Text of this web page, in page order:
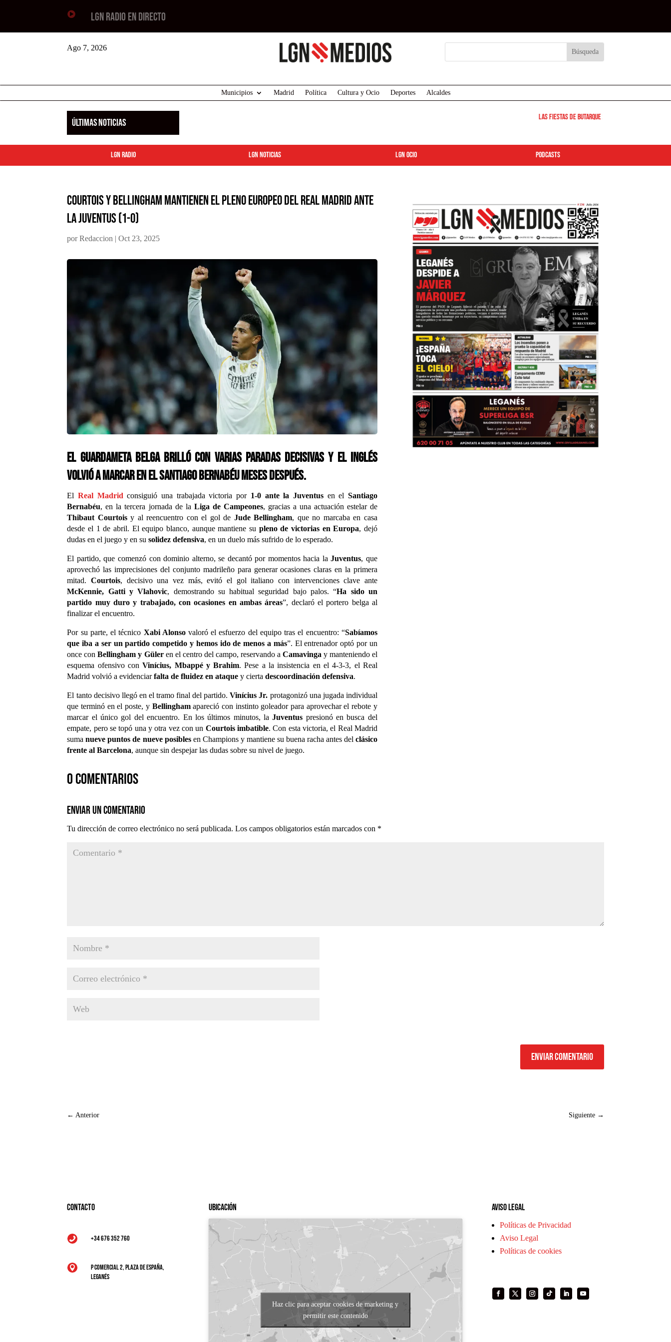
 LGN RADIO EN DIRECTO
Ago 7, 2026
Municipios Madrid Política Cultura y Ocio Deportes Alcaldes
ÚLTIMAS NOTICIAS Las Fiestas de Butarque 2026 arrancan este viernes:
LGN Radio LGN Noticias LGN ocio podcasts
Courtois y Bellingham mantienen el pleno europeo del Real Madrid ante
la Juventus (1-0)
porRedaccion |Oct 23, 2025
El guardameta belga brilló con varias paradas decisivas y el inglés
volvió a marcar en el Santiago Bernabéu meses después.
ElReal Madrid consiguió una trabajada victoria por 1-0 ante la Juventusen el Santiago
Bernabéu, en la tercera jornada de la Liga de Campeones, gracias a una actuación estelar de
Thibaut Courtoisy al reencuentro con el gol de Jude Bellingham, que no marcaba en casa
desde el 1 de abril. El equipo blanco, aunque mantiene su pleno de victorias en Europa, dejó
dudas en el juego y en susolidez defensiva, en un duelo más sufrido de lo esperado.
El partido, que comenzó con dominio alterno, se decantó por momentos hacia laJuventus, que
aprovechó las imprecisiones del conjunto madrileño para generar ocasiones claras en la primera
mitad.Courtois, decisivo una vez más, evitó el gol italiano con intervenciones clave ante
McKennie, Gatti y Vlahovic, demostrando su habitual seguridad bajo palos. “Ha sido un
partido muy duro y trabajado, con ocasiones en ambas áreas”, declaró el portero belga al
finalizar el encuentro.
Por su parte, el técnico Xabi Alonsovaloró el esfuerzo del equipo tras el encuentro: “Sabíamos
que iba a ser un partido competido y hemos ido de menos a más”. El entrenador optó por un
once conBellingham y Güleren el centro del campo, reservando a Camavinga y manteniendo el
esquema ofensivo conVinícius, Mbappé y Brahim. Pese a la insistencia en el 4-3-3, el Real
Madrid volvió a evidenciarfalta de fluidez en ataque y ciertadescoordinación defensiva.
El tanto decisivo llegó en el tramo final del partido.Vinícius Jr. protagonizó una jugada individual
que terminó en el poste, y Bellinghamapareció con instinto goleador para aprovechar el rebote y
marcar el único gol del encuentro. En los últimos minutos, laJuventus presionó en busca del
empate, pero se topó una y otra vez con un Courtois imbatible. Con esta victoria, el Real Madrid
sumanueve puntos de nueve posiblesen Champions y mantiene su buena racha antes del clásico
frente al Barcelona, aunque sin despejar las dudas sobre su nivel de juego.
0 comentarios
Enviar un comentario
Tu dirección de correo electrónico no será publicada. Los campos obligatorios están marcados con *
Enviar comentario
← Anterior Siguiente→
Contacto
 +34 676 352 760

P Comercial 2, Plaza de España,
Leganés
Ubicación
Haz clic para aceptar cookies de marketing y
permitir este contenido
Aviso legal
Políticas de Privacidad
Aviso Legal
Políticas de cookies